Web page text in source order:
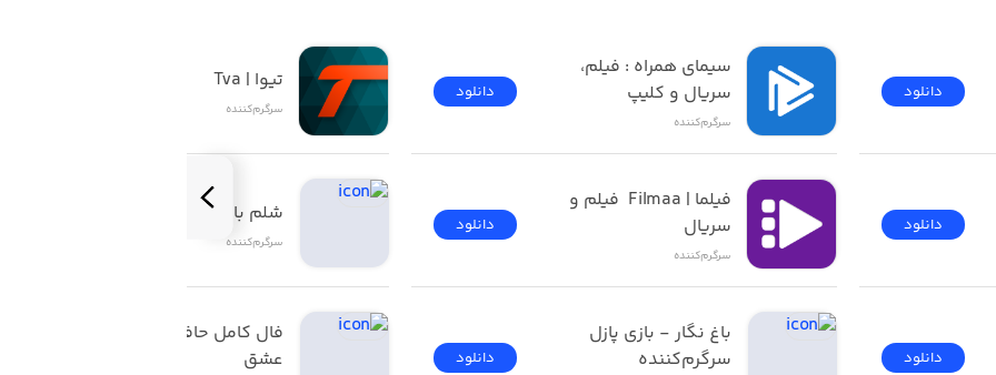
Please note, we do not process all the data disclosed on the label for users under the age of
دانلود
دانلود
دانلود
سریال و کلیپ
سرگرم‌کننده
دانلود
سریال
سرگرم‌کننده
دانلود
سرگرم‌کننده
دانلود
تیوا | Tva
سرگرم‌کننده
شلم باز | ShelemBaz
سرگرم‌کننده
عشق